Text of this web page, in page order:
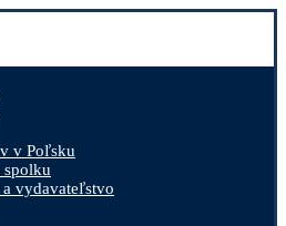
v Poľsku
spolku
vydavateľstvo